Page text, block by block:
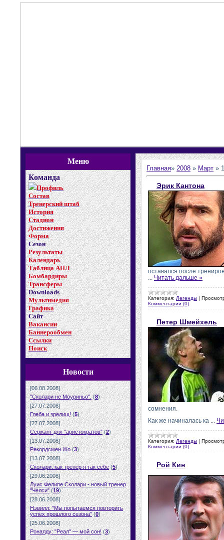
Меню
Команда
Профиль
Состав
Тренерский штаб
История
Стадион
Достижения
Форма
Сезон
Результаты
Календарь
Таблица АПЛ
Бомбардиры
Трансферы
Downloads
Мультимедия
Графика
Сайт
Вакансии
Баннерообмен
Ссылки
Поиск
Новости
[06.08.2008]
"Сколари не Моуриньо". (8)
[27.07.2008]
Глеба и зрелищ! (5)
[27.07.2008]
Сержант для "аристократов" (2)
[13.07.2008]
Рекордсмен Жо (3)
[13.07.2008]
Сколари: как тренер я так себе (5)
[29.06.2008]
Луис Фелипе Сколари - новый тренер
"Челси" (19)
[28.06.2008]
Нэвилл: "Мы попытаемся повторить
успех прошлого сезона" (0)
[25.06.2008]
Роналду: "Реал" — мой сон! (3)
Главная» 2008 » Март »
Эрик Кантона
оставался после
Читать дальше »
Категория: Легенды |
Комментарии (0)
Петер Шмейхель
сомнения.
Как же начиналась ка
Категория: Легенды |
Комментарии (0)
Рой Кин